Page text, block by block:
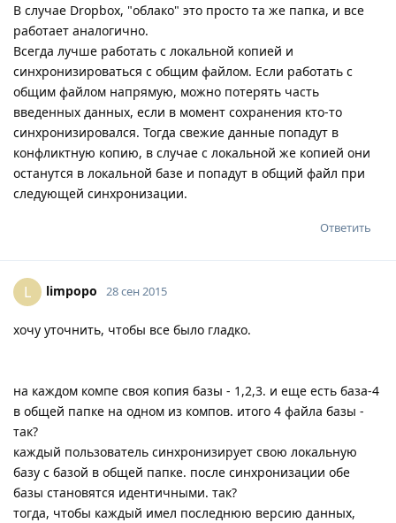
В случае Dropbox, "облако" это просто та же папка, и все
работает аналогично.
Всегда лучше работать с локальной копией и
синхронизироваться с общим файлом. Если работать с
общим файлом напрямую, можно потерять часть
введенных данных, если в момент сохранения кто-то
синхронизировался. Тогда свежие данные попадут в
конфликтную копию, в случае с локальной же копией они
останутся в локальной базе и попадут в общий файл при
следующей синхронизации.
Ответить
L limpopo 28 сен 2015
хочу уточнить, чтобы все было гладко.
на каждом компе своя копия базы - 1,2,3. и еще есть база-4
в общей папке на одном из компов. итого 4 файла базы -
так?
каждый пользователь синхронизирует свою локальную
базу с базой в общей папке. после синхронизации обе
базы становятся идентичными. так?
тогда, чтобы каждый имел последнюю версию данных,